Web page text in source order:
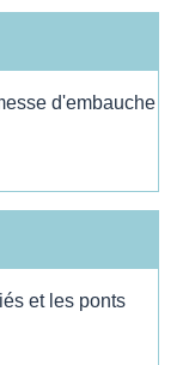
d'embauche
et les ponts